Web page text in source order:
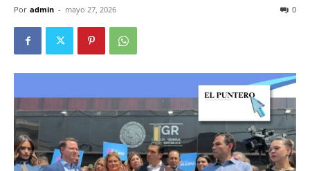
Por admin - mayo 27, 2026 0